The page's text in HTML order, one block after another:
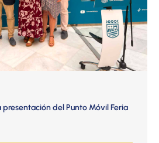
presentación del Punto Móvil Feria